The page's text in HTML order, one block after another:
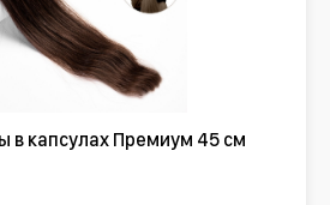
в капсулах Премиум 45 см